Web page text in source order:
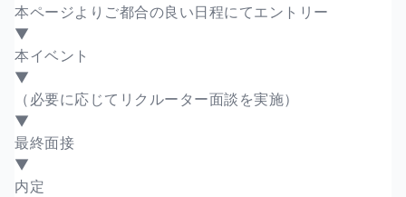
本ページよりご都合の良い日程にてエントリー
▼
本イベント
▼
（必要に応じてリクルーター面談を実施）
▼
最終面接
▼
内定